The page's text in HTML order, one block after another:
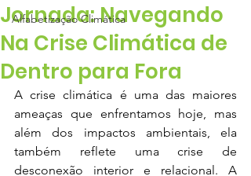
Alfabetização Climática
Jornada: Navegando
Na Crise Climática de
Dentro para Fora
A crise climática é uma das maiores
ameaças que enfrentamos hoje, mas
além dos impactos ambientais, ela
também reflete uma crise de
desconexão interior e relacional. A